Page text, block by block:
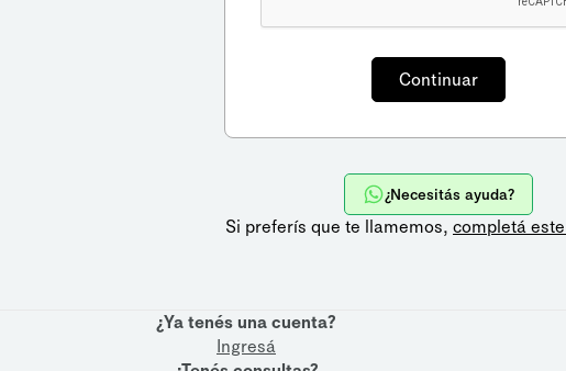
¿Necesitás ayuda?
Si preferís que te llamemos, completá
¿Ya tenés una cuenta?
Ingresá